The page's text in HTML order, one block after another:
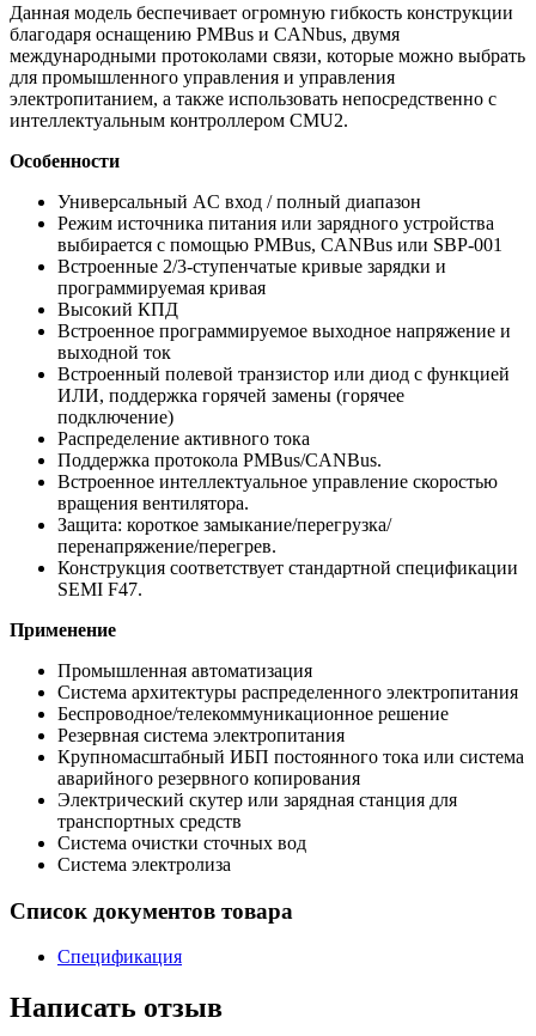
Данная модель беспечивает огромную гибкость конструкции
благодаря оснащению PMBus и CANbus, двумя
международными протоколами связи, которые можно выбрать
для промышленного управления и управления
электропитанием, а также использовать непосредственно с
интеллектуальным контроллером CMU2.
Особенности
Универсальный AC вход / полный диапазон
Режим источника питания или зарядного устройства
выбирается с помощью PMBus, CANBus или SBP-001
Встроенные 2/3-ступенчатые кривые зарядки и
программируемая кривая
Высокий КПД
Встроенное программируемое выходное напряжение и
выходной ток
Встроенный полевой транзистор или диод с функцией
ИЛИ, поддержка горячей замены (горячее
подключение)
Распределение активного тока
Поддержка протокола PMBus/CANBus.
Встроенное интеллектуальное управление скоростью
вращения вентилятора.
Защита: короткое замыкание/перегрузка/
перенапряжение/перегрев.
Конструкция соответствует стандартной спецификации
SEMI F47.
Применение
Промышленная автоматизация
Система архитектуры распределенного электропитания
Беспроводное/телекоммуникационное решение
Резервная система электропитания
Крупномасштабный ИБП постоянного тока или система
аварийного резервного копирования
Электрический скутер или зарядная станция для
транспортных средств
Система очистки сточных вод
Система электролиза
Список документов товара
Спецификация
Написать отзыв